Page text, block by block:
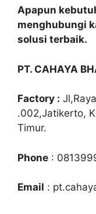
Apapun
menghubungi
solusi terbaik.
PT. CAHAYA
Factory :
.002,Jatikerto,
Timur.
Phone :
Email :